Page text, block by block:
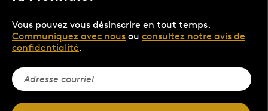
Vous pouvez vous désinscrire en tout temps.
Communiquez avec nous ou consultez notre avis de
confidentialité.